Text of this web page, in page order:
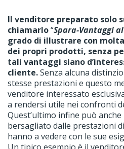
Il venditore preparato solo
chiamarlo“Spara-Vantaggi
grado di illustrare con
dei propri prodotti, senza
tali vantaggi siano
cliente.Senza alcuna
stesse prestazioni e questo
venditore interessato
a rendersi utile nei confronti
Quest’ultimo infine può
bersagliato dalle prestazioni
hanno a vedere con le sue